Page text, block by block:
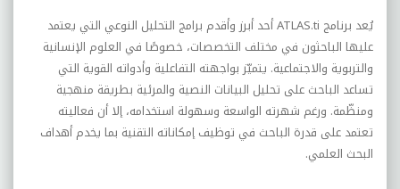
يُعد برنامج ATLAS.tiأحد أبرز وأقدم برامج التحليل النوعي التي يعتمد
عليها الباحثون في مختلف التخصصات، خصوصًا في العلوم الإنسانية
والتربوية والاجتماعية. يتميّز بواجهته التفاعلية وأدواته القوية التي
تساعد الباحث على تحليل البيانات النصية والمرئية بطريقة منهجية
ومنظّمة. ورغم شهرته الواسعة وسهولة استخدامه، إلا أن فعاليته
تعتمد على قدرة الباحث في توظيف إمكاناته التقنية بما يخدم أهداف
البحث العلمي.